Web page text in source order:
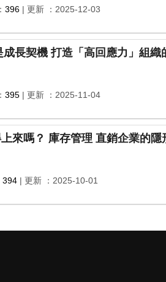
396 | 更新 ：2025-12-03
投訴不是危機，是成長契機 打造「高回應
395 | 更新 ：2025-11-04
貨賣得出去，供得上來嗎？ 庫存管理
394 | 更新 ：2025-10-01